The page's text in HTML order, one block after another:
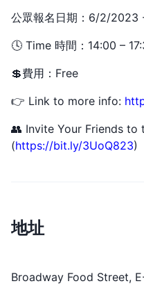
公眾報名日期：6/2/
🕓 Time 時間：14:00 –
💲費用：Free
👉 Link to more info:
👥 Invite Your Friends to
(https://bit.ly/3UoQ823)
地址
Broadway Food Street,